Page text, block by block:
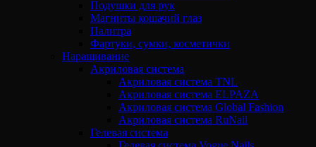
Подушки для рук
Магниты кошачий глаз
Палитра
Фартуки, сумки, косметички
Наращивание
Акриловая система
Акриловая система TNL
Акриловая система ELPAZA
Акриловая система Global Fashion
Акриловая система RuNail
Гелевая система